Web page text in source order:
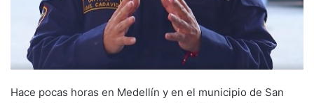
Hace pocas horas en Medellín y en el municipio de San